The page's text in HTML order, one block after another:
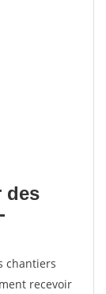
des
chantiers
recevoir